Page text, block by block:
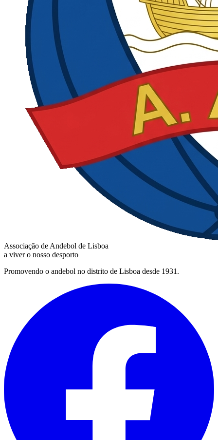
Associação de Andebol de Lisboa
a viver o nosso desporto
Promovendo o andebol no distrito de Lisboa desde 1931.